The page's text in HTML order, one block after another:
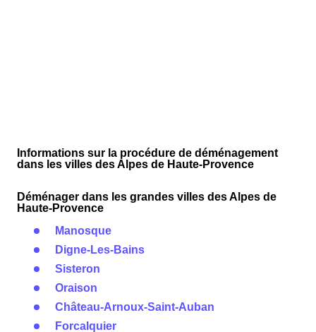
Informations sur la procédure de déménagement
dans les villes des Alpes de Haute-Provence
Déménager dans les grandes villes des Alpes de
Haute-Provence
Manosque
Digne-Les-Bains
Sisteron
Oraison
Château-Arnoux-Saint-Auban
Forcalquier